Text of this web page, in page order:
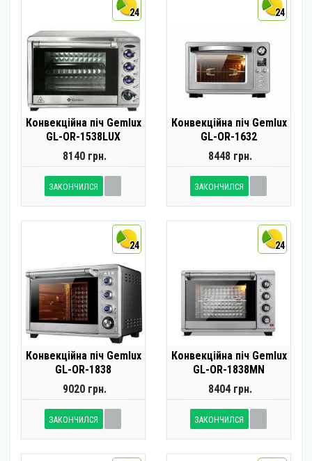
24
Конвекційна піч Gemlux
GL-OR-1538LUX
8140 грн.
ЗАКОНЧИЛСЯ
24
Конвекційна піч Gemlux
GL-OR-1632
8448 грн.
ЗАКОНЧИЛСЯ
24
Конвекційна піч Gemlux
GL-OR-1838
9020 грн.
ЗАКОНЧИЛСЯ
24
Конвекційна піч Gemlux
GL-OR-1838MN
8404 грн.
ЗАКОНЧИЛСЯ